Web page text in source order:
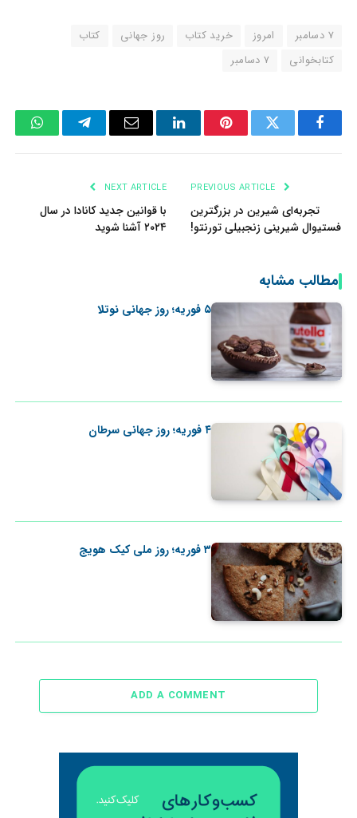
7 دسامبر امروز خرید کتاب روز جهانی
کتاب
کتابخوانی
۷ دسامبر
Facebook
Twitter
Pinterest
LinkedIn
Email
Telegram
تجربه‌ای شیرین در بزرگترین
فستیوال شیرینی زنجبیلی تورنتو!
NEXT ARTICLE
با قوانین جدید کانادا در سال
۲۰۲۴ آشنا شوید
مطالب مشابه
۵ فوریه؛ روز جهانی نوتلا
۴ فوریه؛ روز جهانی سرطان
٣ فوریه؛ روز ملی کیک هویج
ADD A COMMENT